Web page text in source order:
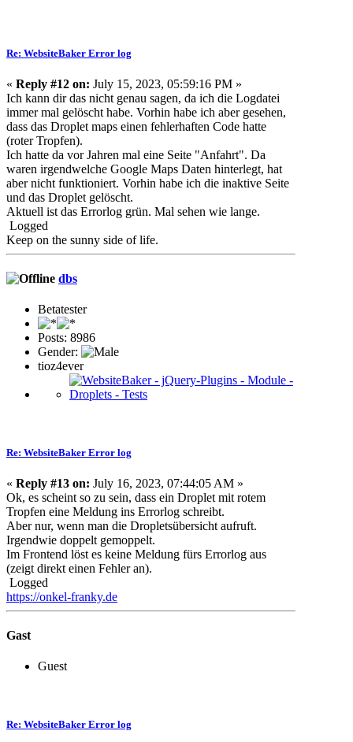
Re: WebsiteBaker Error log
« Reply #12 on: July 15, 2023, 05:59:16 PM »
Ich kann dir das nicht genau sagen, da ich die Logdatei
immer mal gelöscht habe. Vorhin habe ich aber gesehen,
dass das Droplet maps einen fehlerhaften Code hatte
(roter Tropfen).
Ich hatte da vor Jahren mal eine Seite "Anfahrt". Da
waren irgendwelche Google Maps Daten hinterlegt, hat
aber nicht funktioniert. Vorhin habe ich die inaktive Seite
und das Droplet gelöscht.
Aktuell ist das Errorlog grün. Mal sehen wie lange.
Logged
Keep on the sunny side of life.
dbs
Betatester
Posts: 8986
Gender:
tioz4ever
Re: WebsiteBaker Error log
« Reply #13 on: July 16, 2023, 07:44:05 AM »
Ok, es scheint so zu sein, dass ein Droplet mit rotem
Tropfen eine Meldung ins Errorlog schreibt.
Aber nur, wenn man die Dropletsübersicht aufruft.
Irgendwie doppelt gemoppelt.
Im Frontend löst es keine Meldung fürs Errorlog aus
(zeigt direkt einen Fehler an).
Logged
https://onkel-franky.de
Gast
Guest
Re: WebsiteBaker Error log